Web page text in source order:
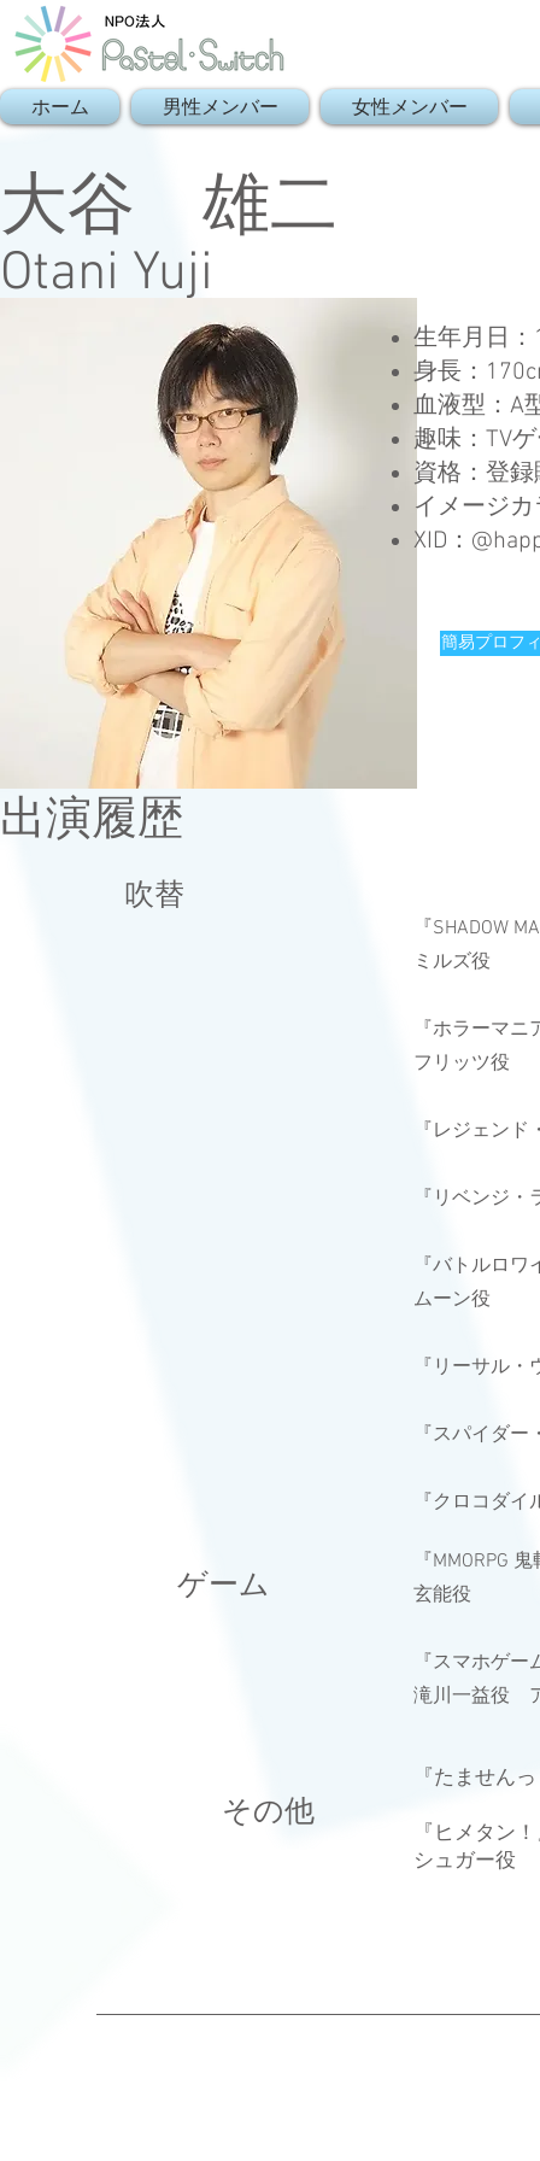
ホーム 男性メンバー 女性メンバー
大谷 雄二
Otani Yuji
生年月日
身長：
血液型：A
趣味：TV
資格：登
イメージ
​XID：
簡易プロフ
出演履歴
​その他
​吹替
『SHADOW
ミルズ役
『ホラーマ
フリッツ役
『レジェン
『リベンジ
『バトルロ
ムーン役
『リーサル・
『スパイダ
『クロコダ
『MMORPG
玄能役
『スマホゲ
滝川一益役
『たません
『ヒメタン
シュガー役
​ゲーム